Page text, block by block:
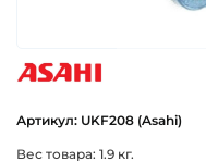
Артикул: UKF208 (Asahi)
Вес товара: 1.9 кг.